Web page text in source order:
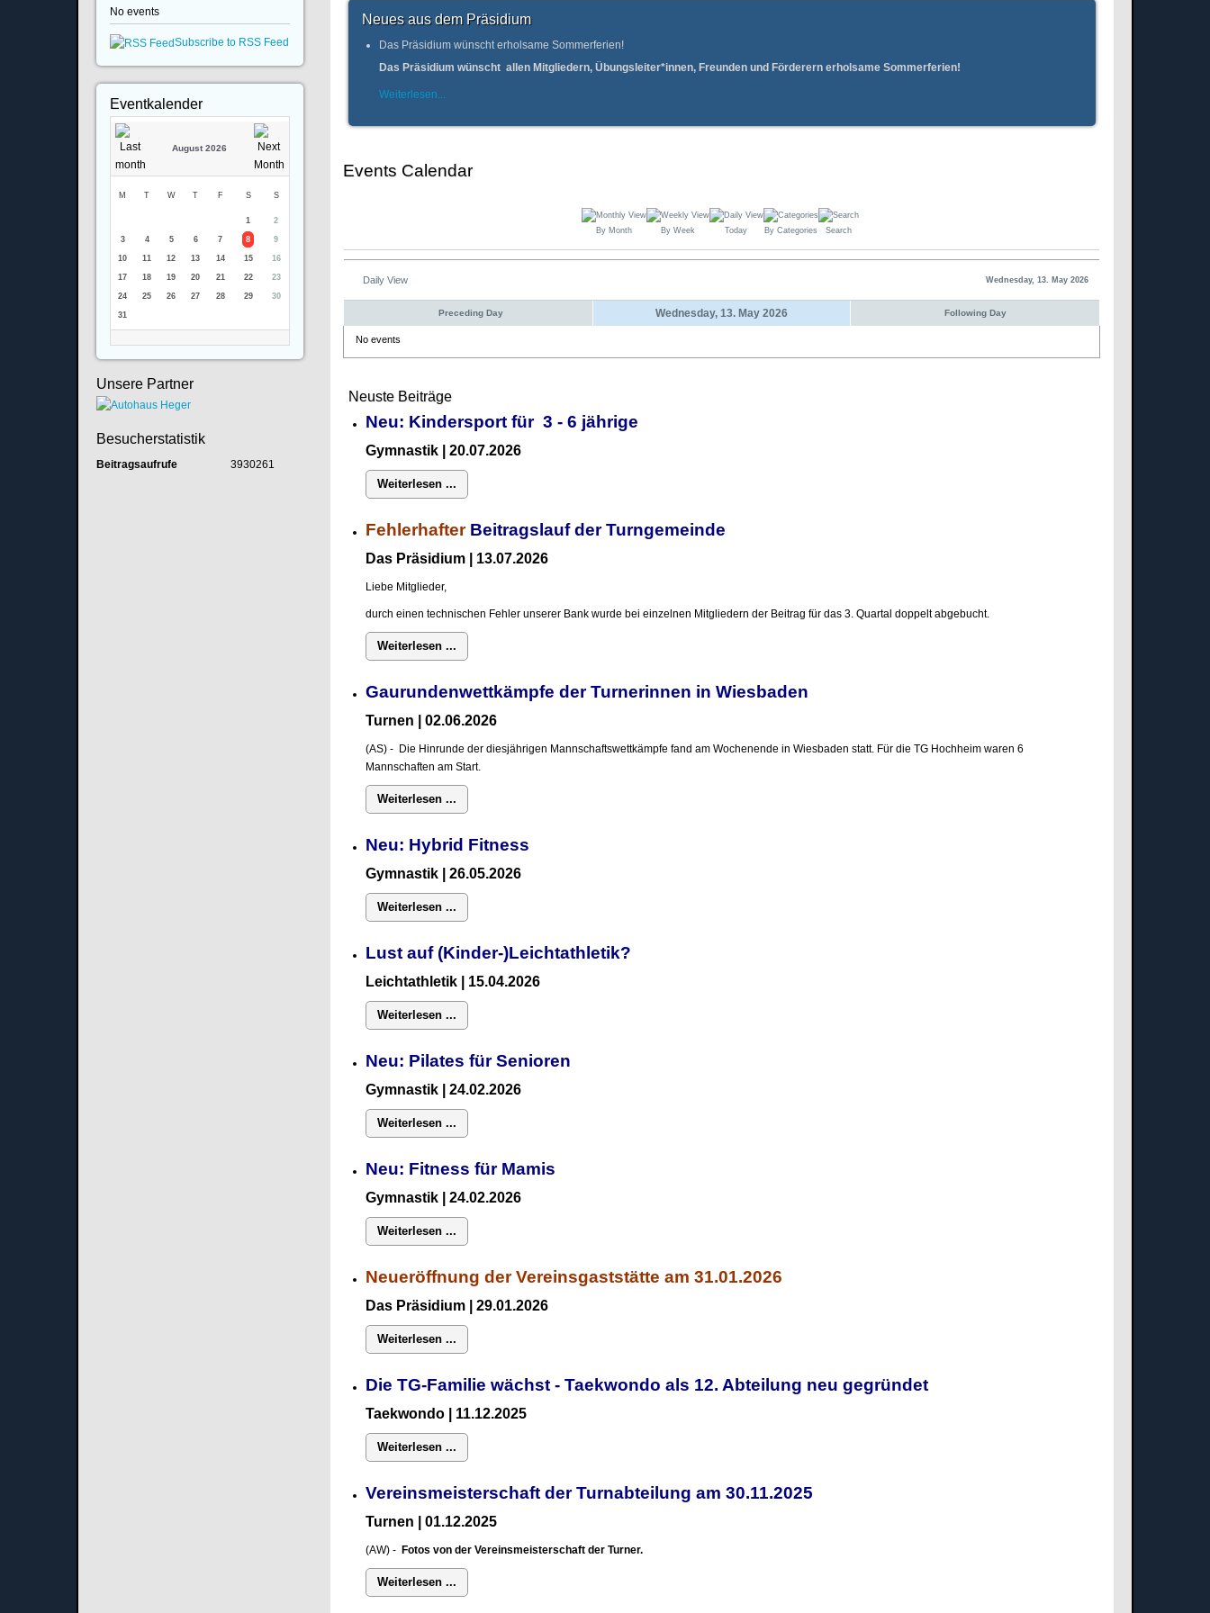
Neues aus dem Präsidium
Das Präsidium wünscht erholsame Sommerferien!
Das Präsidium wünscht allen Mitgliedern, Übungsleiter*innen, Freunden und Förderern erholsame Sommerferien!
Weiterlesen...
Events Calendar
By Month By Week Today By Categories Search
Daily View Wednesday, 13. May 2026
Preceding Day Wednesday, 13. May 2026 Following Day
No events
Neuste Beiträge
Neu: Kindersport für 3 - 6 jährige
Gymnastik | 20.07.2026
Weiterlesen ...
FehlerhafterBeitragslauf der Turngemeinde
Das Präsidium | 13.07.2026
Liebe Mitglieder,
durch einen technischen Fehler unserer Bank wurde bei einzelnen Mitgliedern der Beitrag für das 3. Quartal doppelt abgebucht.
Weiterlesen ...
Gaurundenwettkämpfe der Turnerinnen in Wiesbaden
Turnen | 02.06.2026
(AS) - Die Hinrunde der diesjährigen Mannschaftswettkämpfe fand am Wochenende in Wiesbaden statt. Für die TG Hochheim waren 6
Mannschaften am Start.
Weiterlesen ...
Neu: Hybrid Fitness
Gymnastik | 26.05.2026
Weiterlesen ...
Lust auf (Kinder-)Leichtathletik?
Leichtathletik | 15.04.2026
Weiterlesen ...
Neu: Pilates für Senioren
Gymnastik | 24.02.2026
Weiterlesen ...
Neu: Fitness für Mamis
Gymnastik | 24.02.2026
Weiterlesen ...
Neueröffnung der Vereinsgaststätte am 31.01.2026
Das Präsidium | 29.01.2026
Weiterlesen ...
Die TG-Familie wächst - Taekwondo als 12. Abteilung neu gegründet
Taekwondo | 11.12.2025
Weiterlesen ...
Vereinsmeisterschaft der Turnabteilung am 30.11.2025
Turnen | 01.12.2025
(AW) -Fotos von der Vereinsmeisterschaft der Turner.
Weiterlesen ...
No events
Subscribe to RSS Feed
Eventkalender
August 2026
M T W T F S S
1 2
3 4 5 6 7 8 9
10 11 12 13 14 15 16
17 18 19 20 21 22 23
24 25 26 27 28 29 30
31
Unsere Partner
Besucherstatistik
Beitragsaufrufe 3930261